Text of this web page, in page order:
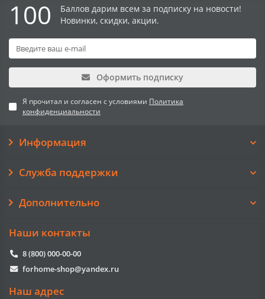
100
Баллов дарим всем за подписку на новости!
Новинки, скидки, акции.
Оформить подписку
Я прочитал и согласен с условиями Политика
конфиденциальности
Информация
Служба поддержки
Дополнительно
Наши контакты
8 (800) 000-00-00
forhome-shop@yandex.ru
Наш адрес